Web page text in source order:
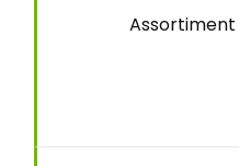
Assortiment